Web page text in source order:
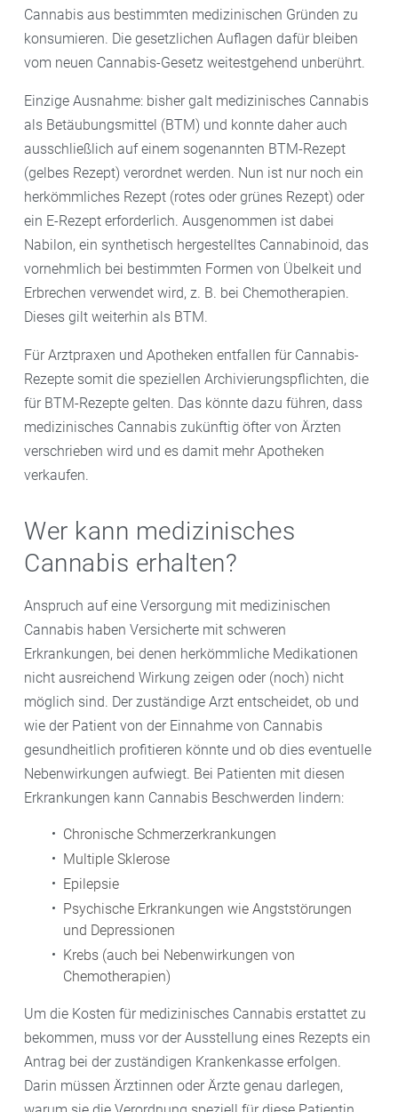
Cannabis aus bestimmten medizinischen Gründen zu
konsumieren. Die gesetzlichen Auflagen dafür bleiben
vom neuen Cannabis-Gesetz weitestgehend unberührt.
Einzige Ausnahme: bisher galt medizinisches Cannabis
als Betäubungsmittel (BTM) und konnte daher auch
ausschließlich auf einem sogenannten BTM-Rezept
(gelbes Rezept) verordnet werden. Nun ist nur noch ein
herkömmliches Rezept (rotes oder grünes Rezept) oder
ein E-Rezept erforderlich. Ausgenommen ist dabei
Nabilon, ein synthetisch hergestelltes Cannabinoid, das
vornehmlich bei bestimmten Formen von Übelkeit und
Erbrechen verwendet wird, z. B. bei Chemotherapien.
Dieses gilt weiterhin als BTM.
Für Arztpraxen und Apotheken entfallen für Cannabis-
Rezepte somit die speziellen Archivierungspflichten, die
für BTM-Rezepte gelten. Das könnte dazu führen, dass
medizinisches Cannabis zukünftig öfter von Ärzten
verschrieben wird und es damit mehr Apotheken
verkaufen.
Wer kann medizinisches
Cannabis erhalten?
Anspruch auf eine Versorgung mit medizinischen
Cannabis haben Versicherte mit schweren
Erkrankungen, bei denen herkömmliche Medikationen
nicht ausreichend Wirkung zeigen oder (noch) nicht
möglich sind. Der zuständige Arzt entscheidet, ob und
wie der Patient von der Einnahme von Cannabis
gesundheitlich profitieren könnte und ob dies eventuelle
Nebenwirkungen aufwiegt. Bei Patienten mit diesen
Erkrankungen kann Cannabis Beschwerden lindern:
Chronische Schmerzerkrankungen
Multiple Sklerose
Epilepsie
Psychische Erkrankungen wie Angststörungen
und Depressionen
Krebs (auch bei Nebenwirkungen von
Chemotherapien)
Um die Kosten für medizinisches Cannabis erstattet zu
bekommen, muss vor der Ausstellung eines Rezepts ein
Antrag bei der zuständigen Krankenkasse erfolgen.
Darin müssen Ärztinnen oder Ärzte genau darlegen,